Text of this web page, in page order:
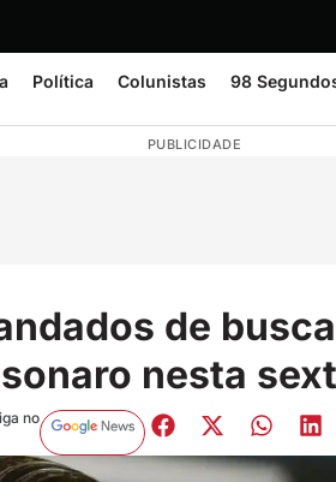
Política Colunistas 98
PUBLICIDADE
de
nesta
no